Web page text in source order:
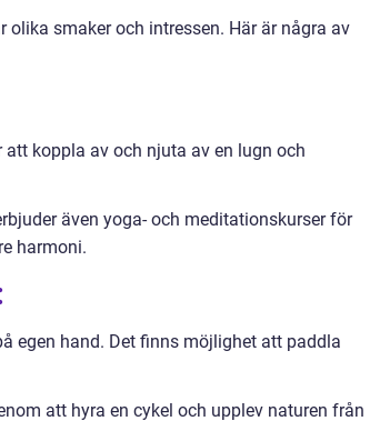
smaker och intressen. Här är några av
koppla av och njuta av en lugn och
även yoga- och meditationskurser för
harmoni.
egen hand. Det finns möjlighet att paddla
att hyra en cykel och upplev naturen från